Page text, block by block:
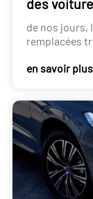
de nos jours,
remplacées
tournent vers
en savoir plus